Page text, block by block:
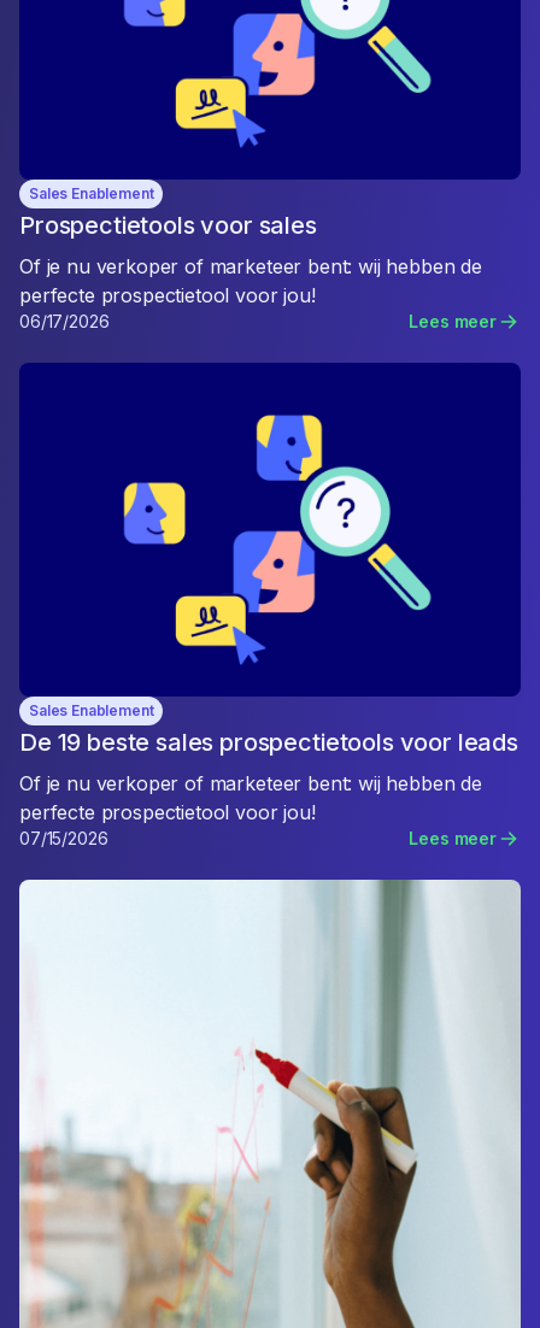
Sales Enablement
Prospectietools voor sales
Of je nu verkoper of marketeer bent: wij hebben de
perfecte prospectietool voor jou!
06/17/2026 Lees meer
Sales Enablement
De 19 beste sales prospectietools voor leads
Of je nu verkoper of marketeer bent: wij hebben de
perfecte prospectietool voor jou!
07/15/2026 Lees meer